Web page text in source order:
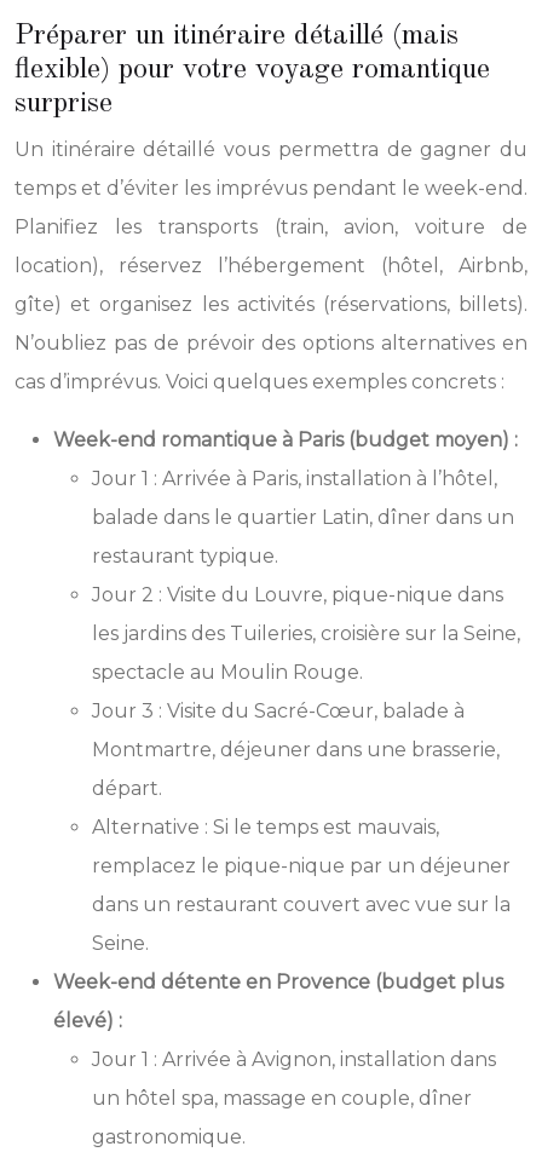
Préparer un itinéraire détaillé (mais
flexible) pour votre voyage romantique
surprise
Un itinéraire détaillé vous permettra de gagner du
temps et d’éviter les imprévus pendant le week-end.
Planifiez les transports (train, avion, voiture de
location), réservez l’hébergement (hôtel, Airbnb,
gîte) et organisez les activités (réservations, billets).
N’oubliez pas de prévoir des options alternatives en
cas d’imprévus. Voici quelques exemples concrets :
Week-end romantique à Paris (budget moyen) :
Jour 1 : Arrivée à Paris, installation à l’hôtel,
balade dans le quartier Latin, dîner dans un
restaurant typique.
Jour 2 : Visite du Louvre, pique-nique dans
les jardins des Tuileries, croisière sur la Seine,
spectacle au Moulin Rouge.
Jour 3 : Visite du Sacré-Cœur, balade à
Montmartre, déjeuner dans une brasserie,
départ.
Alternative : Si le temps est mauvais,
remplacez le pique-nique par un déjeuner
dans un restaurant couvert avec vue sur la
Seine.
Week-end détente en Provence (budget plus
élevé) :
Jour 1 : Arrivée à Avignon, installation dans
un hôtel spa, massage en couple, dîner
gastronomique.